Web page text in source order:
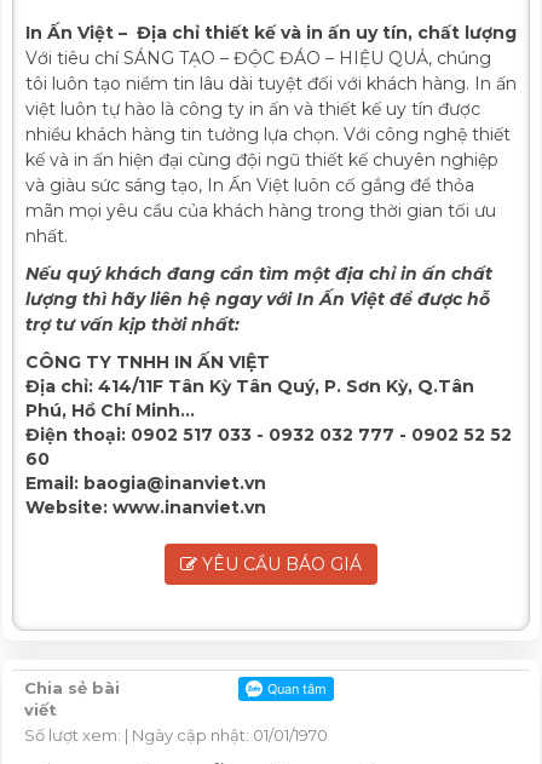
In Ấn Việt – Địa chỉ thiết kế và in ấn uy tín, chất lượng
Với tiêu chí SÁNG TẠO – ĐỘC ĐÁO – HIỆU QUẢ, chúng
tôi luôn tạo niềm tin lâu dài tuyệt đối với khách hàng. In ấn
việt luôn tự hào là công ty in ấn và thiết kế uy tín được
nhiều khách hàng tin tưởng lựa chọn. Với công nghệ thiết
kế và in ấn hiện đại cùng đội ngũ thiết kế chuyên nghiệp
và giàu sức sáng tạo, In Ấn Việt luôn cố gắng để thỏa
mãn mọi yêu cầu của khách hàng trong thời gian tối ưu
nhất.
Nếu quý khách đang cần tìm một địa chỉ in ấn chất
lượng thì hãy liên hệ ngay với In Ấn Việt để được hỗ
trợ tư vấn kịp thời nhất:
CÔNG TY TNHH IN ẤN VIỆT
Địa chỉ: 414/11F Tân Kỳ Tân Quý, P. Sơn Kỳ, Q.Tân
Phú, Hồ Chí Minh...
Điện thoại: 0902 517 033 - 0932 032 777 - 0902 52 52
60
Email: baogia@inanviet.vn
Website: www.inanviet.vn
YÊU CẦU BÁO GIÁ
Chia sẻ bài
viết
Số lượt xem: | Ngày cập nhật: 01/01/1970